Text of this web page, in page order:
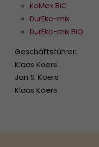
KoMex BIO
DurEko-mix
DurEko-mix BIO
Geschäftsführer:
Klaas Koers
Jan S. Koers
Klaas Koers